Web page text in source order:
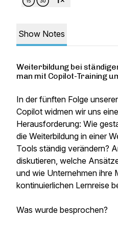
Show Notes
Weiterbildung bei
man mit Copilot-Training
In der fünften Folge
Copilot widmen wir uns
Herausforderung: Wie
die Weiterbildung in einer
Tools ständig verändern?
diskutieren, welche
und wie Unternehmen ihre
kontinuierlichen Lernreise
Was wurde besprochen?